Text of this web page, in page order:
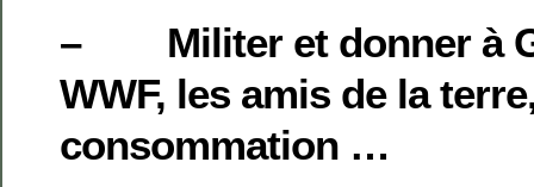
– Militer et donner à
WWF, les amis de la
consommation …